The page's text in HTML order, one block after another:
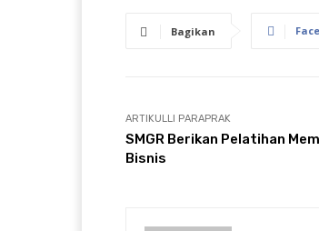
Bagikan
ARTIKULLI PARAPRAK
SMGR Berikan Pelatihan
Bisnis